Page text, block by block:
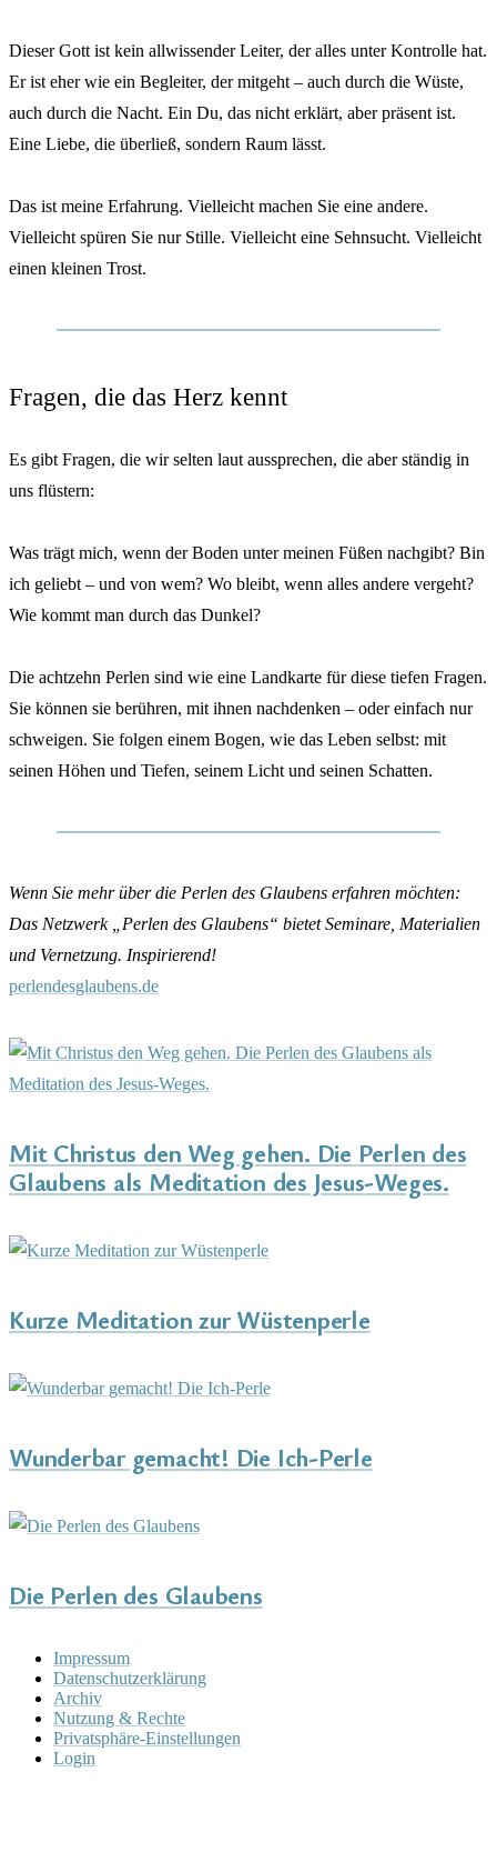
Dieser Gott ist kein allwissender Leiter, der alles unter Kontrolle hat.
Er ist eher wie ein Begleiter, der mitgeht – auch durch die Wüste,
auch durch die Nacht. Ein Du, das nicht erklärt, aber präsent ist.
Eine Liebe, die überließ, sondern Raum lässt.
Das ist meine Erfahrung. Vielleicht machen Sie eine andere.
Vielleicht spüren Sie nur Stille. Vielleicht eine Sehnsucht. Vielleicht
einen kleinen Trost.
Fragen, die das Herz kennt
Es gibt Fragen, die wir selten laut aussprechen, die aber ständig in
uns flüstern:
Was trägt mich, wenn der Boden unter meinen Füßen nachgibt? Bin
ich geliebt – und von wem? Wo bleibt, wenn alles andere vergeht?
Wie kommt man durch das Dunkel?
Die achtzehn Perlen sind wie eine Landkarte für diese tiefen Fragen.
Sie können sie berühren, mit ihnen nachdenken – oder einfach nur
schweigen. Sie folgen einem Bogen, wie das Leben selbst: mit
seinen Höhen und Tiefen, seinem Licht und seinen Schatten.
Wenn Sie mehr über die Perlen des Glaubens erfahren möchten:
Das Netzwerk „Perlen des Glaubens“ bietet Seminare, Materialien
und Vernetzung. Inspirierend!
perlendеsglaubens.de
Mit Christus den Weg gehen. Die Perlen des
Glaubens als Meditation des Jesus-Weges.
Kurze Meditation zur Wüstenperle
Wunderbar gemacht! Die Ich-Perle
Die Perlen des Glaubens
Impressum
Datenschutzerklärung
Archiv
Nutzung & Rechte
Privatsphäre-Einstellungen
Login